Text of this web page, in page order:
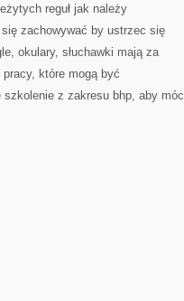
reguł jak należy
zachowywać by ustrzec się
okulary, słuchawki mają za
które mogą być
szkolenie z zakresu bhp, aby móc